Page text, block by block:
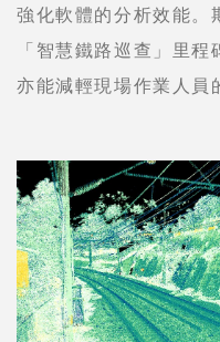
強化軟體的分析效能。
「智慧鐵路巡查」里
亦能減輕現場作業人員